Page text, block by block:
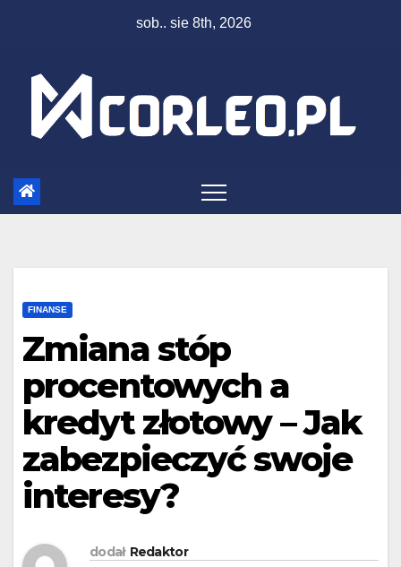
sob.. sie 8th, 2026
FINANSE
Zmiana stóp
procentowych a
kredyt złotowy – Jak
zabezpieczyć swoje
interesy?
dodał Redaktor